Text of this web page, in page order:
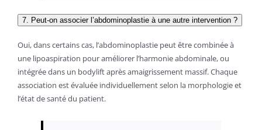
7. Peut-on associer l’abdominoplastie à une autre intervention ?
Oui, dans certains cas, l’abdominoplastie peut être combinée à
une lipoaspiration pour améliorer l’harmonie abdominale, ou
intégrée dans un bodylift après amaigrissement massif. Chaque
association est évaluée individuellement selon la morphologie et
l’état de santé du patient.